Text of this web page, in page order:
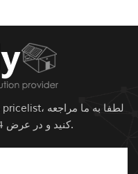
کنید و در عرض 24 ساعت در تماس باشید.